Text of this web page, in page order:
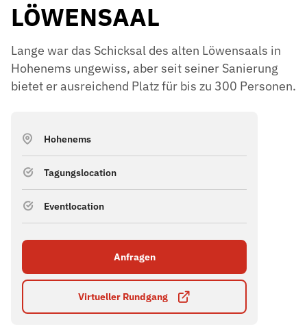
LÖWENSAAL
Lange war das Schicksal des alten Löwensaals in
Hohenems ungewiss, aber seit seiner Sanierung
bietet er ausreichend Platz für bis zu 300 Personen.
Hohenems
Tagungslocation
Eventlocation
Anfragen
Virtueller Rundgang